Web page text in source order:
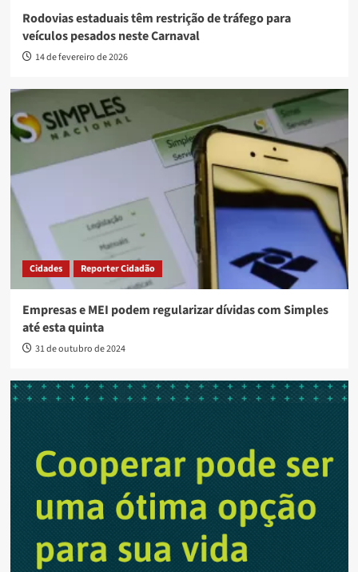
Rodovias estaduais têm restrição de tráfego para
veículos pesados neste Carnaval
14 de fevereiro de 2026
Cidades Reporter Cidadão
Empresas e MEI podem regularizar dívidas com Simples
até esta quinta
31 de outubro de 2024